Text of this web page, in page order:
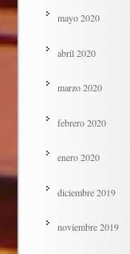
mayo 2020
abril 2020
marzo 2020
febrero 2020
enero 2020
diciembre 2019
noviembre 2019